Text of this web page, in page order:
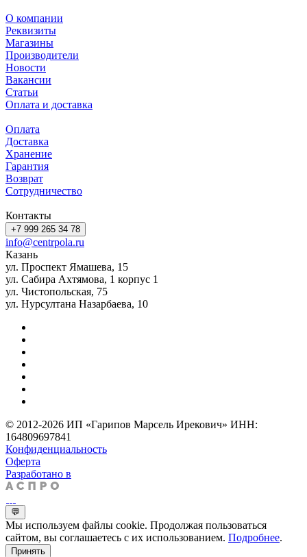
О компании
Реквизиты
Магазины
Производители
Новости
Вакансии
Статьи
Оплата и доставка
Оплата
Доставка
Хранение
Гарантия
Возврат
Сотрудничество
Контакты
+7 999 265 34 78
info@centrpola.ru
Казань
ул. Проспект Ямашева, 15
ул. Сабира Ахтямова, 1 корпус 1
ул. Чистопольская, 75
ул. Нурсултана Назарбаева, 10
© 2012-2026 ИП «Гарипов Марсель Ирекович» ИНН:
164809697841
Конфиденциальность
Оферта
Разработано в
💬
Мы используем файлы cookie. Продолжая пользоваться
сайтом, вы соглашаетесь с их использованием. Подробнее.
Принять